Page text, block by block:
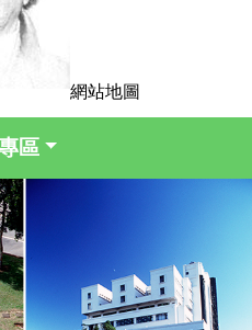
網站地圖
區